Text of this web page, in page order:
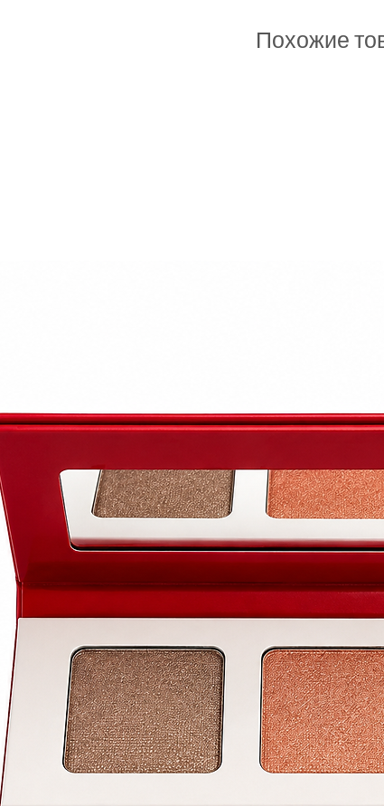
Похожие